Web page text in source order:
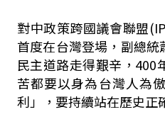
對中政策跨國議會聯盟
首度在台灣登場，副總
民主道路走得艱辛，400
苦都要以身為台灣人為
利」，要持續站在歷史正